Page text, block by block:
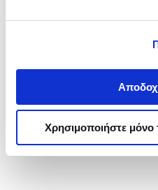
Χρησιμοποιήστε μόνο